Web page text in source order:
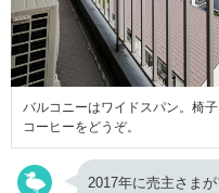
バルコニーはワイドスパン。椅
コーヒーをどうぞ。
2017年に売主さま